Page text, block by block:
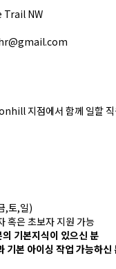
Trail NW
지점에서 함께 일할 직
,토,일)
혹은 초보자 지원 가능
기본지식이 있으신 분
기본 아이싱 작업 가능하신